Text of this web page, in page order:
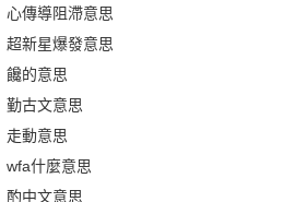
心傳導阻滯意思
超新星爆發意思
饞的意思
勤古文意思
走動意思
wfa什麼意思
酌中文意思